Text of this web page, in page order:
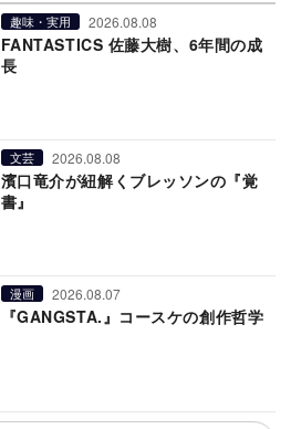
趣味・実用 2026.08.08
FANTASTICS 佐藤大樹、6年間の成
長
文芸 2026.08.08
濱口竜介が紐解くブレッソンの『覚
書』
漫画 2026.08.07
『GANGSTA.』コースケの創作哲学